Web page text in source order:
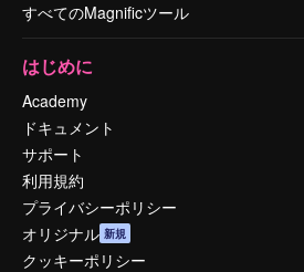
すべてのMagnificツール
はじめに
Academy
ドキュメント
サポート
利用規約
プライバシーポリシー
オリジナル 新規
クッキーポリシー